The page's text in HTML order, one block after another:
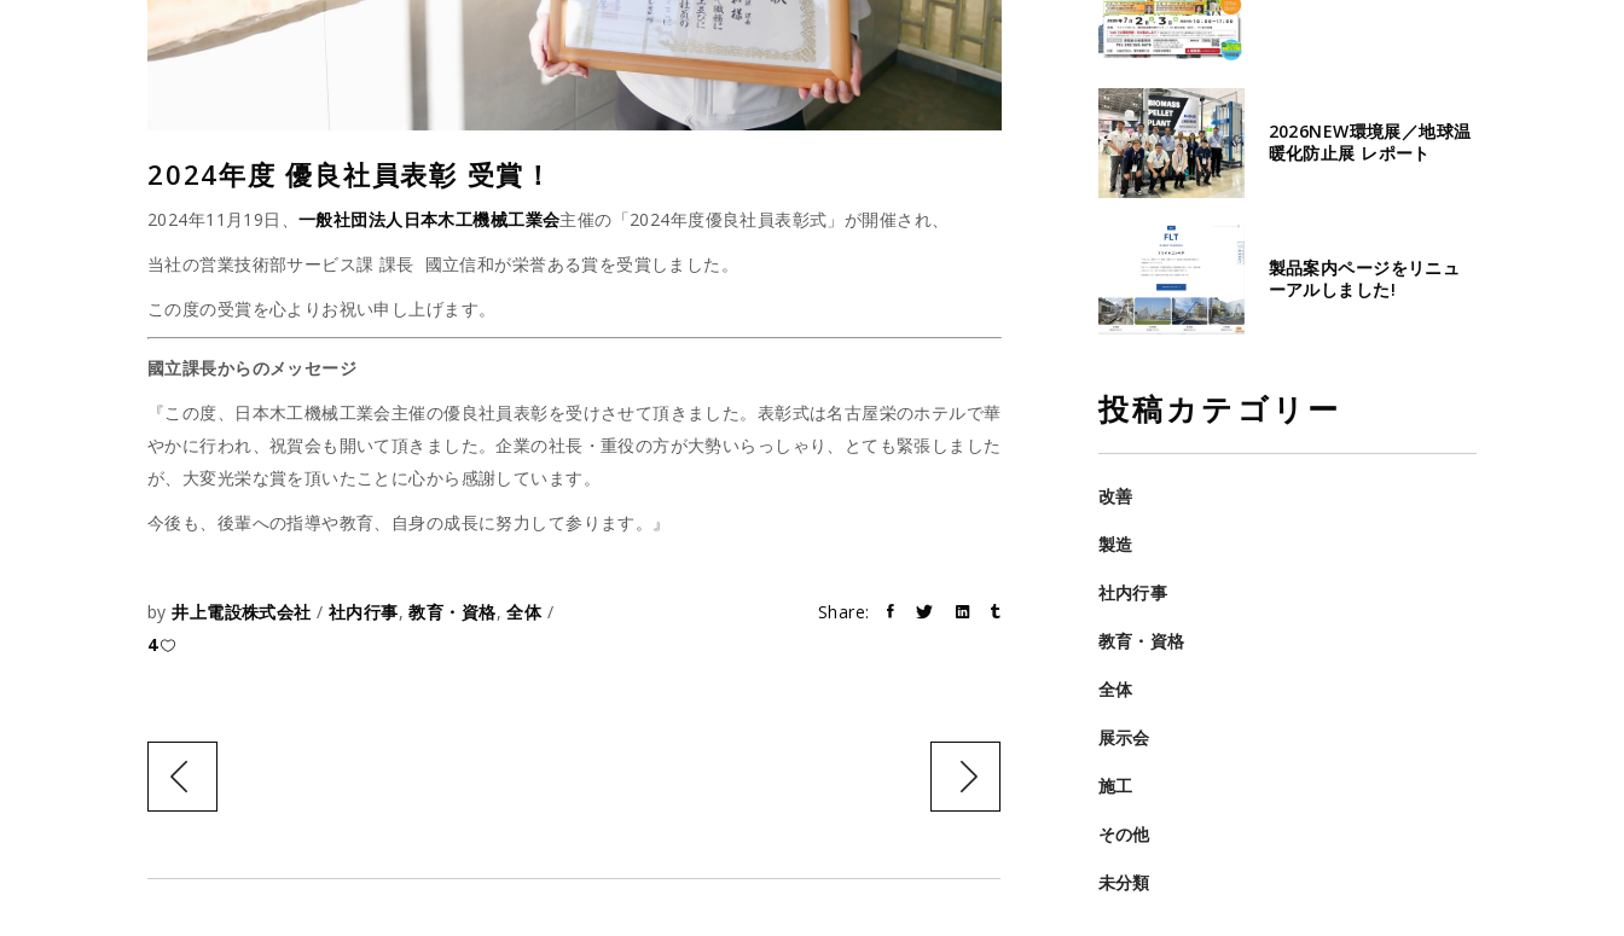
2024年度 優良社員表彰 受賞！
2024年11月19日、一般社団法人日本木工機械工業会主催の「2024年度優良社員表彰式」が開催され、
当社の営業技術部サービス課 課長 國立信和が栄誉ある賞を受賞しました。
この度の受賞を心よりお祝い申し上げます。
國立課長からのメッセージ
『この度、日本木工機械工業会主催の優良社員表彰を受けさせて頂きました。表彰式は名古屋栄のホテルで華
やかに行われ、祝賀会も開いて頂きました。企業の社長・重役の方が大勢いらっしゃり、とても緊張しました
が、大変光栄な賞を頂いたことに心から感謝しています。
今後も、後輩への指導や教育、自身の成長に努力して参ります。』
by井上電設株式会社 社内行事,教育・資格,全体
4
Share:
2026NEW環境展／地球温
暖化防止展 レポート
製品案内ページをリニュ
ーアルしました!
投稿カテゴリー
改善
製造
社内行事
教育・資格
全体
展示会
施工
その他
未分類